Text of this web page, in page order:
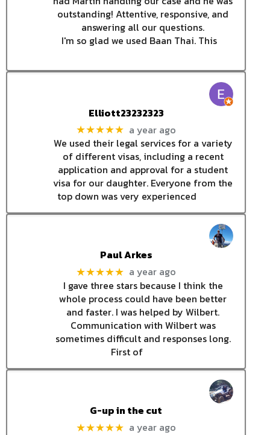
outstanding! Attentive, responsive, and
answering all our questions.
I'm so glad we used Baan Thai. This
Elliott23232323
★★★★★ a year ago
We used their legal services for a variety
of different visas, including a recent
application and approval for a student
visa for our daughter. Everyone from the
top down was very experienced
Paul Arkes
★★★★★ a year ago
I gave three stars because I think the
whole process could have been better
and faster. I was helped by Wilbert.
Communication with Wilbert was
sometimes difficult and responses long.
First of
G-up in the cut
★★★★★ a year ago